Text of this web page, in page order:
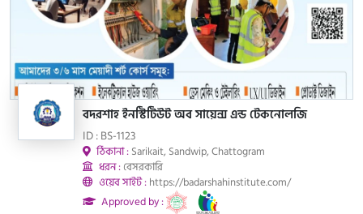
বদরশাহ ইনস্টিটিউট অব সায়েন্স এন্ড টেকনোলজি
ID : BS-1123
ঠিকানা :Sarikait, Sandwip, Chattogram
ধরন :বেসরকারি
ওয়েব সাইট :https://badarshahinstitute.com/
Approved by :